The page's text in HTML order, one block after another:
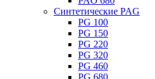
Синтетические PAG
PG 100
PG 150
PG 220
PG 320
PG 460
PG 680